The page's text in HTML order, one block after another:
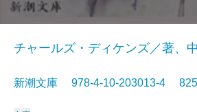
チャールズ・ディケンズ／著、
新潮文庫 978-4-10-203013-4